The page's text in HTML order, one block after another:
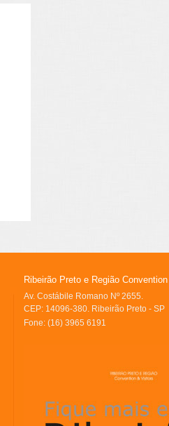
Ribeirão Preto e Região
Av. Costábile Romano Nº 2655.
CEP: 14096-380. Ribeirão Preto - SP
Fone: (16) 3965 6191